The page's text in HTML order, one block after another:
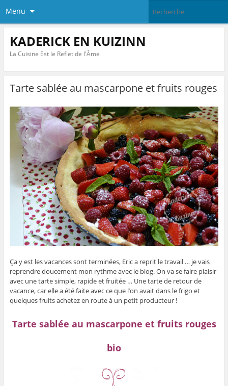
Menu
KADERICK EN KUIZINN
La Cuisine Est le Reflet de l'Âme
Tarte sablée au mascarpone et fruits rouges
Ça y est les vacances sont terminées, Eric a reprit le travail … je vais
reprendre doucement mon rythme avec le blog. On va se faire plaisir
avec une tarte simple, rapide et fruitée … Une tarte de retour de
vacance, car elle a été faite avec ce que l’on avait dans le frigo et
quelques fruits achetez en route à un petit producteur !
Tarte sablée au mascarpone et fruits rouges
bio